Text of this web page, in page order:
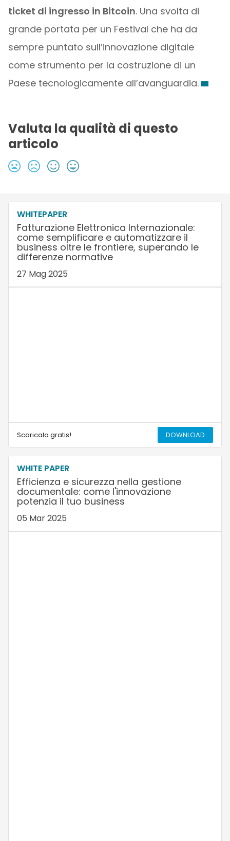
ticket di ingresso in Bitcoin. Una svolta di
grande portata per un Festival che ha da
sempre puntato sull’innovazione digitale
come strumento per la costruzione di un
Paese tecnologicamente all’avanguardia.
Valuta la qualità di questo
articolo
WHITEPAPER
Fatturazione Elettronica Internazionale:
come semplificare e automatizzare il
business oltre le frontiere, superando le
differenze normative
27 Mag 2025
Scaricalo gratis! DOWNLOAD
WHITE PAPER
Efficienza e sicurezza nella gestione
documentale: come l'innovazione
potenzia il tuo business
05 Mar 2025